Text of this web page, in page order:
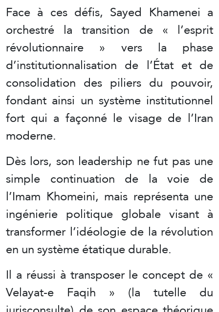
Face à ces défis, Sayed Khamenei a
orchestré la transition de « l’esprit
révolutionnaire » vers la phase
d’institutionnalisation de l’État et de
consolidation des piliers du pouvoir,
fondant ainsi un système institutionnel
fort qui a façonné le visage de l’Iran
moderne.
Dès lors, son leadership ne fut pas une
simple continuation de la voie de
l’Imam Khomeini, mais représenta une
ingénierie politique globale visant à
transformer l’idéologie de la révolution
en un système étatique durable.
Il a réussi à transposer le concept de «
Velayat-e Faqih » (la tutelle du